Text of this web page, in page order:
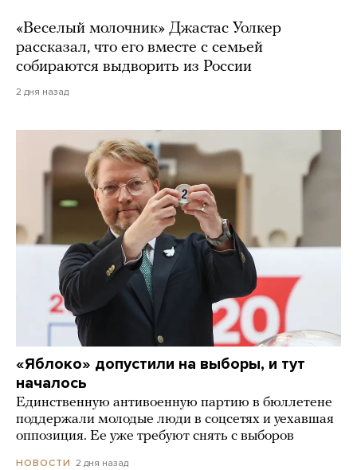
«Веселый молочник» Джастас Уолкер
рассказал, что его вместе с семьей
собираются выдворить из России
2 дня назад
«Яблоко» допустили на выборы, и тут
началось
Единственную антивоенную партию в бюллетене
поддержали молодые люди в соцсетях и уехавшая
оппозиция. Ее уже требуют снять с выборов
НОВОСТИ 2 дня назад